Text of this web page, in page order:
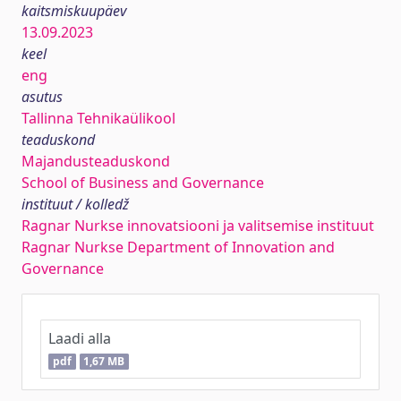
kaitsmiskuupäev
13.09.2023
keel
eng
asutus
Tallinna Tehnikaülikool
teaduskond
Majandusteaduskond
School of Business and Governance
instituut / kolledž
Ragnar Nurkse innovatsiooni ja valitsemise instituut
Ragnar Nurkse Department of Innovation and
Governance
Laadi alla
pdf 1,67 MB